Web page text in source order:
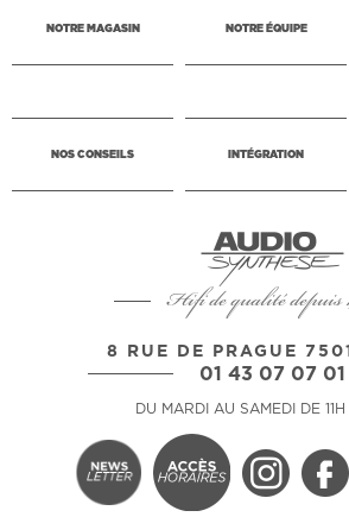
NOTRE MAGASIN NOTRE ÉQUIPE
NOS CONSEILS INTÉGRATION
Hifi de qualité depuis
8 RUE DE PRAGUE
01 43 07 07 01
DU MARDI AU SAMEDI DE